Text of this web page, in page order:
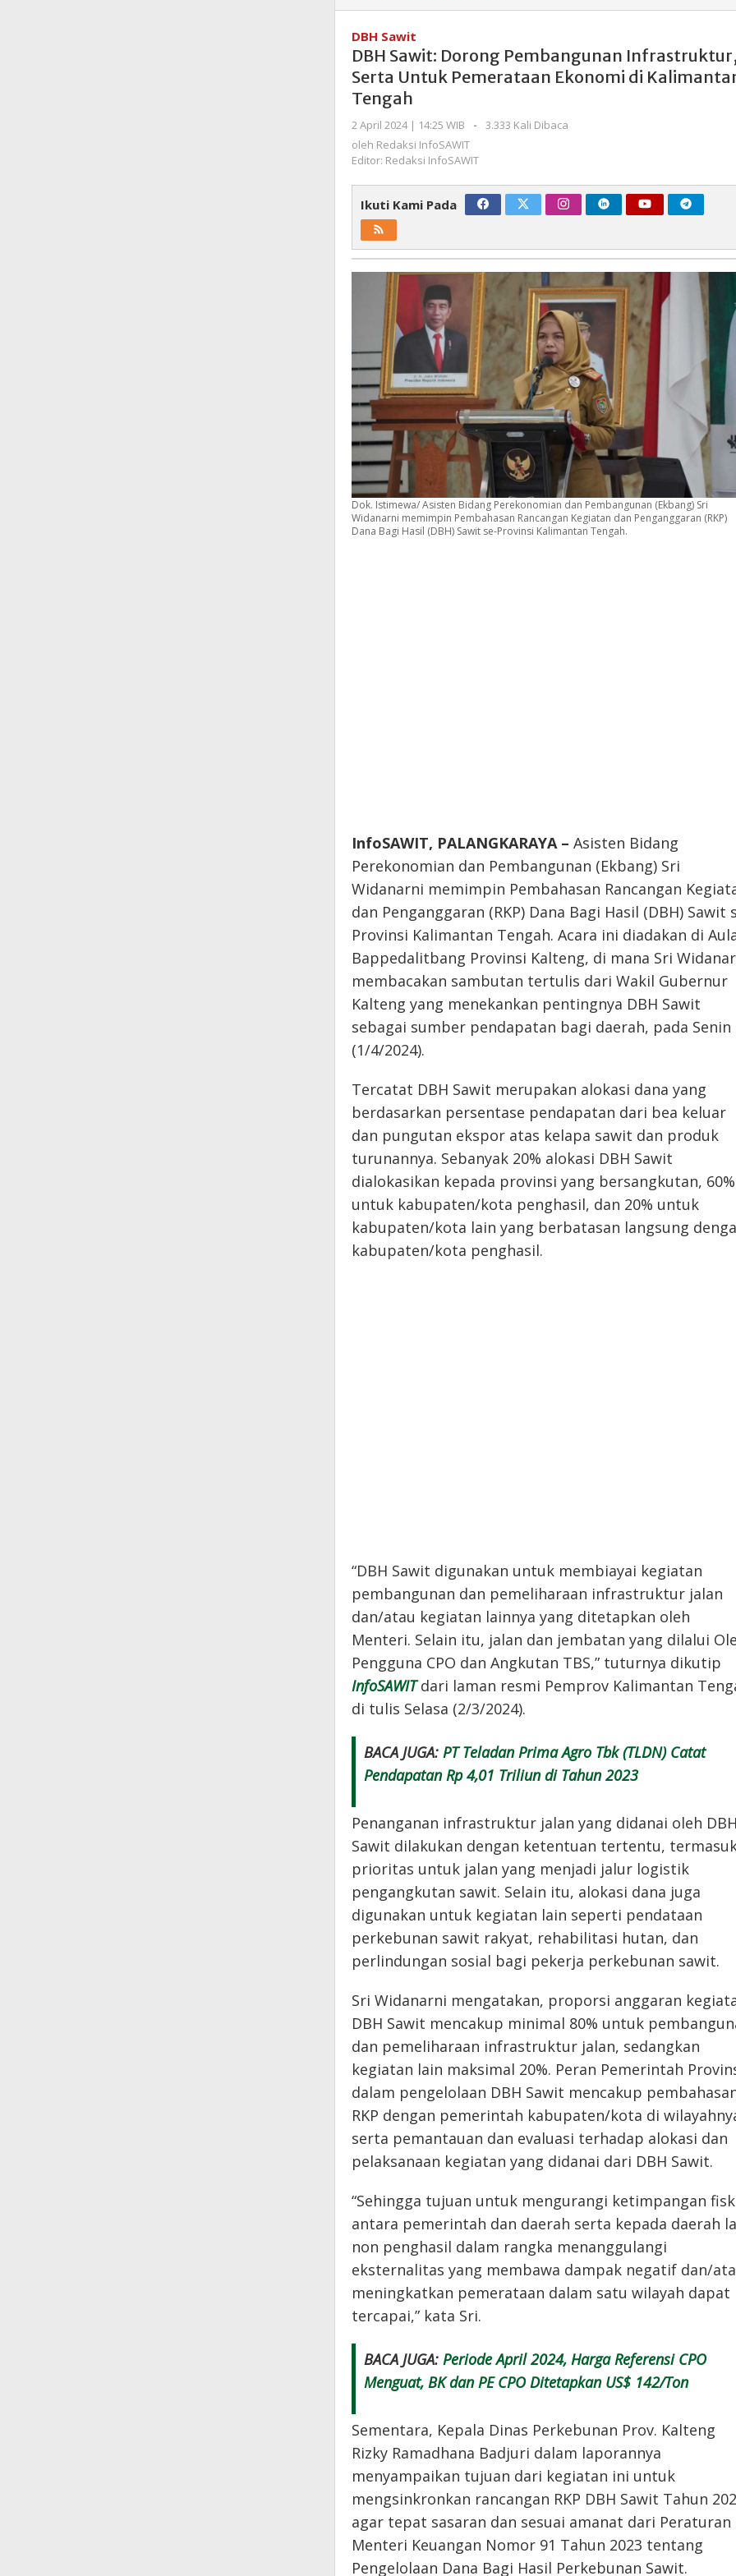
Sawit:
Pembangunan
Infrastruktur,
Serta
Pemerataan
Tengah
DBH Sawit
DBH Sawit: Dorong Pembangunan
Serta Untuk Pemerataan Ekonomi di
Tengah
2 April 2024 | 14:25 WIB
oleh
InfoSAWIT
-
3.333 Kali Dibaca
oleh Redaksi InfoSAWIT
Editor: Redaksi InfoSAWIT
Ikuti Kami Pada
Dok. Istimewa/ Asisten Bidang Perekonomian dan Pembangunan (Ekbang) Sri
Widanarni memimpin Pembahasan Rancangan Kegiatan dan Penganggaran (RKP)
Dana Bagi Hasil (DBH) Sawit se-Provinsi Kalimantan Tengah.
InfoSAWIT, PALANGKARAYA – Asisten Bidang
Perekonomian dan Pembangunan (Ekbang) Sri
Widanarni memimpin Pembahasan Rancangan
dan Penganggaran (RKP) Dana Bagi Hasil (DBH) Sawit
Provinsi Kalimantan Tengah. Acara ini diadakan di
Bappedalitbang Provinsi Kalteng, di mana Sri
membacakan sambutan tertulis dari Wakil Gubernur
Kalteng yang menekankan pentingnya DBH Sawit
sebagai sumber pendapatan bagi daerah, pada Senin
(1/4/2024).
Tercatat DBH Sawit merupakan alokasi dana yang
berdasarkan persentase pendapatan dari bea keluar
dan pungutan ekspor atas kelapa sawit dan produk
turunannya. Sebanyak 20% alokasi DBH Sawit
dialokasikan kepada provinsi yang bersangkutan, 60%
untuk kabupaten/kota penghasil, dan 20% untuk
kabupaten/kota lain yang berbatasan langsung
kabupaten/kota penghasil.
“DBH Sawit digunakan untuk membiayai kegiatan
pembangunan dan pemeliharaan infrastruktur jalan
dan/atau kegiatan lainnya yang ditetapkan oleh
Menteri. Selain itu, jalan dan jembatan yang dilalui
Pengguna CPO dan Angkutan TBS,” tuturnya dikutip
InfoSAWITdari laman resmi Pemprov Kalimantan
di tulis Selasa (2/3/2024).
BACA JUGA: PT Teladan Prima Agro Tbk (TLDN) Catat
Pendapatan Rp 4,01 Triliun di Tahun 2023
Penanganan infrastruktur jalan yang didanai oleh
Sawit dilakukan dengan ketentuan tertentu,
prioritas untuk jalan yang menjadi jalur logistik
pengangkutan sawit. Selain itu, alokasi dana juga
digunakan untuk kegiatan lain seperti pendataan
perkebunan sawit rakyat, rehabilitasi hutan, dan
perlindungan sosial bagi pekerja perkebunan sawit.
Sri Widanarni mengatakan, proporsi anggaran
DBH Sawit mencakup minimal 80% untuk
dan pemeliharaan infrastruktur jalan, sedangkan
kegiatan lain maksimal 20%. Peran Pemerintah
dalam pengelolaan DBH Sawit mencakup
RKP dengan pemerintah kabupaten/kota di
serta pemantauan dan evaluasi terhadap alokasi dan
pelaksanaan kegiatan yang didanai dari DBH Sawit.
“Sehingga tujuan untuk mengurangi ketimpangan
antara pemerintah dan daerah serta kepada daerah
non penghasil dalam rangka menanggulangi
eksternalitas yang membawa dampak negatif dan/
meningkatkan pemerataan dalam satu wilayah dapat
tercapai,” kata Sri.
BACA JUGA: Periode April 2024, Harga Referensi CPO
Menguat, BK dan PE CPO Ditetapkan US$ 142/Ton
Sementara, Kepala Dinas Perkebunan Prov. Kalteng
Rizky Ramadhana Badjuri dalam laporannya
menyampaikan tujuan dari kegiatan ini untuk
mengsinkronkan rancangan RKP DBH Sawit Tahun
agar tepat sasaran dan sesuai amanat dari Peraturan
Menteri Keuangan Nomor 91 Tahun 2023 tentang
Pengelolaan Dana Bagi Hasil Perkebunan Sawit.